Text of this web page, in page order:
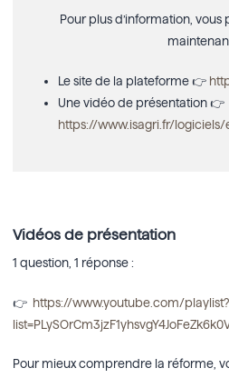
Pour plus d’information,
Le site de la plateforme 👉
Une vidéo de présentation 👉
https://www.isagri.fr/logiciels/
Vidéos de présentation
1 question, 1 réponse :
👉 https://www.youtube.com/playlist?
Pour mieux comprendre la réforme,